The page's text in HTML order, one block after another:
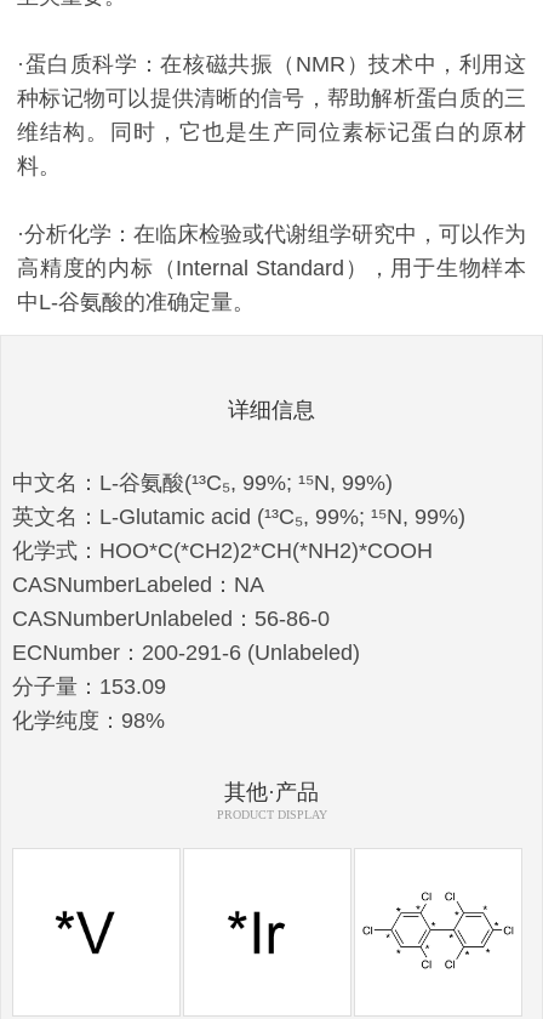
·蛋白质科学：在核磁共振（NMR）技术中，利用这
种标记物可以提供清晰的信号，帮助解析蛋白质的三
维结构。同时，它也是生产同位素标记蛋白的原材
料。
·分析化学：在临床检验或代谢组学研究中，可以作为
高精度的内标（Internal Standard），用于生物样本
中L-谷氨酸的准确定量。
详细信息
中文名：L-谷氨酸(¹³C₅, 99%; ¹⁵N, 99%)
英文名：L-Glutamic acid (¹³C₅, 99%; ¹⁵N, 99%)
化学式：HOO*C(*CH2)2*CH(*NH2)*COOH
CASNumberLabeled：NA
CASNumberUnlabeled：56-86-0
ECNumber：200-291-6 (Unlabeled)
分子量：153.09
化学纯度：98%
其他·产品
PRODUCT DISPLAY